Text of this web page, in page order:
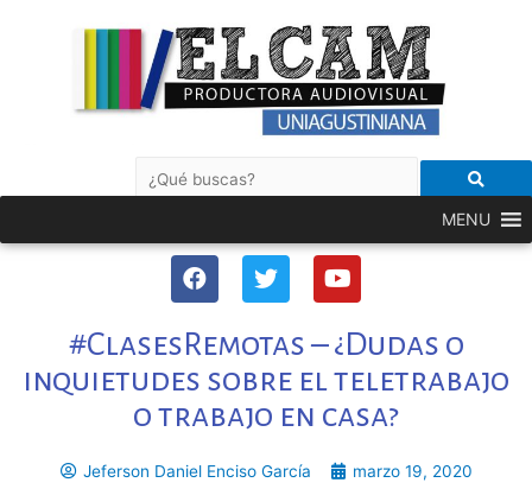
MENU
#ClasesRemotas – ¿Dudas o
inquietudes sobre el teletrabajo
o trabajo en casa?
Jeferson Daniel Enciso García
marzo 19, 2020